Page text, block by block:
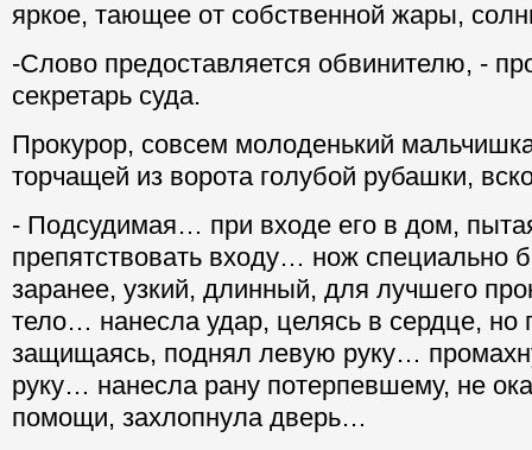
яркое, тающее от собственной жары,
-Слово предоставляется обвинителю, -
секретарь суда.
Прокурор, совсем молоденький
торчащей из ворота голубой рубашки,
- Подсудимая… при входе его в дом,
препятствовать входу… нож специально
заранее, узкий, длинный, для лучшего
тело… нанесла удар, целясь в сердце, но
защищаясь, поднял левую руку…
руку… нанесла рану потерпевшему, не
помощи, захлопнула дверь…